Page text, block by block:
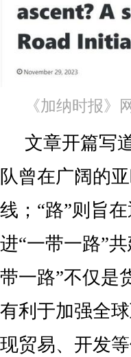
《加纳时报》
文章开篇写
队曾在广阔的
线；“路”则旨
进“一带一路”
带一路”不仅是
有利于加强全
现贸易、开发